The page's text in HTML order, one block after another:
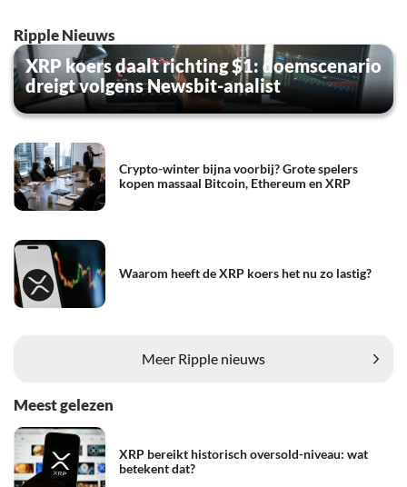
Ripple Nieuws
XRP koers daalt richting $1: doemscenario
dreigt volgens Newsbit-analist
Crypto-winter bijna voorbij? Grote spelers
kopen massaal Bitcoin, Ethereum en XRP
Waarom heeft de XRP koers het nu zo lastig?
Meer Ripple nieuws
Meest gelezen
XRP bereikt historisch oversold-niveau: wat
betekent dat?